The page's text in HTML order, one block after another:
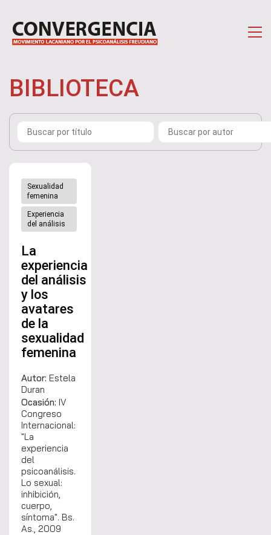
BIBLIOTECA
Sexualidad
femenina
Experiencia
del análisis
La
experiencia
del análisis
y los
avatares
de la
sexualidad
femenina
Autor: Estela
Duran
Ocasión: IV
Congreso
Internacional:
"La
experiencia
del
psicoanálisis.
Lo sexual:
inhibición,
cuerpo,
síntoma". Bs.
As., 2009